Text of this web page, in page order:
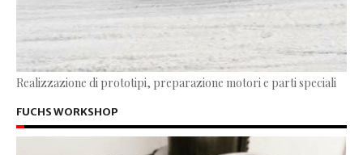
Realizzazione di prototipi, preparazione motori e parti speciali
FUCHS WORKSHOP